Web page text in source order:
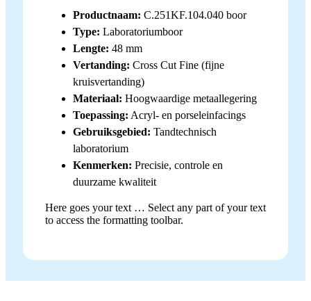
Productnaam: C.251KF.104.040 boor
Type: Laboratoriumboor
Lengte: 48 mm
Vertanding: Cross Cut Fine (fijne
kruisvertanding)
Materiaal: Hoogwaardige metaallegering
Toepassing: Acryl- en porseleinfacings
Gebruiksgebied: Tandtechnisch
laboratorium
Kenmerken: Precisie, controle en
duurzame kwaliteit
Here goes your text … Select any part of your text
to access the formatting toolbar.